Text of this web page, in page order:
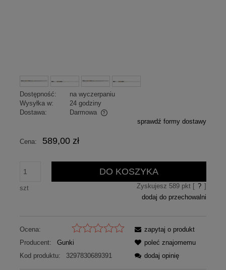
Dostępność:
na wyczerpaniu
Wysyłka w:
24 godziny
Dostawa:
Darmowa
Cena nie zawiera ewentualnych kosztów płatności
sprawdź formy dostawy
Cena: 589,00 zł
szt
DO KOSZYKA
Zyskujesz 589pkt [ ? ]
dodaj do przechowalni
Ocena:
Producent:
Gunki
Kod produktu:
3297830689391
zapytaj o produkt
poleć znajomemu
dodaj opinię